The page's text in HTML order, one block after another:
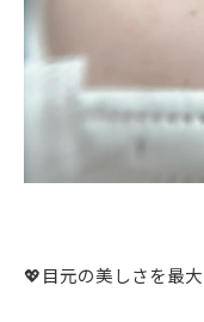
💖目元の美しさを最